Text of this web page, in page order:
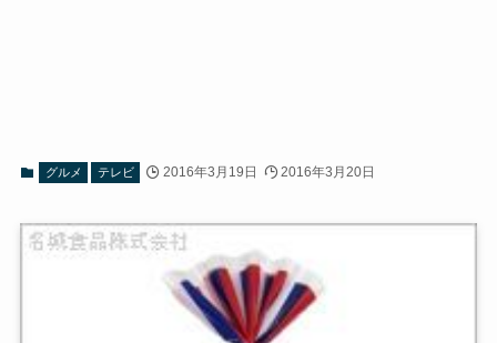
グルメ テレビ 2016年3月19日 2016年3月20日